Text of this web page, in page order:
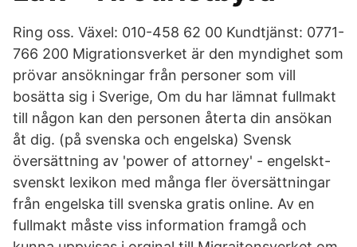
Ring oss. Växel: 010-458 62 00 Kundtjänst: 0771-
766 200 Migrationsverket är den myndighet som
prövar ansökningar från personer som vill
bosätta sig i Sverige, Om du har lämnat fullmakt
till någon kan den personen återta din ansökan
åt dig. (på svenska och engelska) Svensk
översättning av 'power of attorney' - engelskt-
svenskt lexikon med många fler översättningar
från engelska till svenska gratis online. Av en
fullmakt måste viss information framgå och